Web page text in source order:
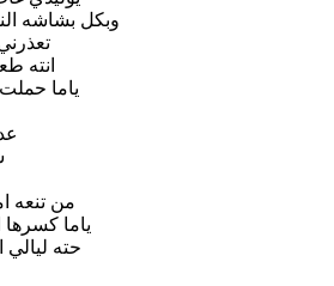
وبكل بشاشه
انته
ياما
من تنعه
ياما
حته